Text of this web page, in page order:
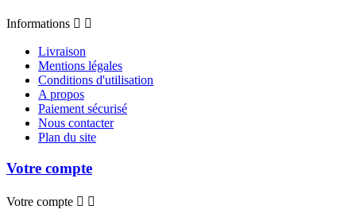
Informations  
Livraison
Mentions légales
Conditions d'utilisation
A propos
Paiement sécurisé
Nous contacter
Plan du site
Votre compte
Votre compte  